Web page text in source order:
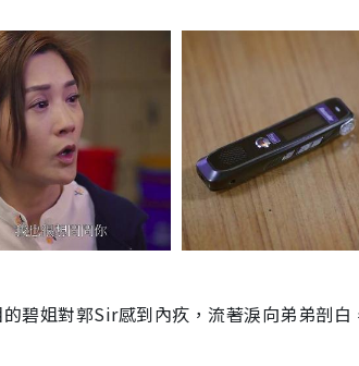
碧姐對郭Sir感到內疚，流著淚向弟弟剖白